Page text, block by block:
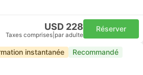
USD 228
Taxes comprises par adulte
Réserver
instantanée Recommandé